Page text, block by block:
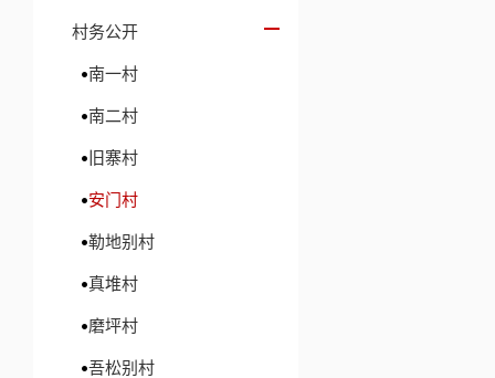
村务公开
南一村
南二村
旧寨村
安门村
勒地别村
真堆村
磨坪村
吾松别村